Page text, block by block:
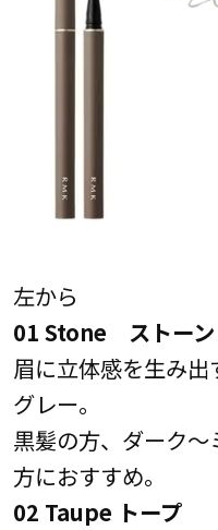
左から
01 Stone ストーン
眉に立体感を生み
グレー。
黒髪の方、ダーク
方におすすめ。
02 Taupe トープ